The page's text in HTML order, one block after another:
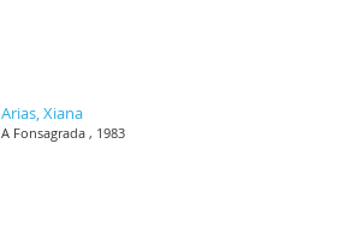
Arias, Xiana
A Fonsagrada , 1983